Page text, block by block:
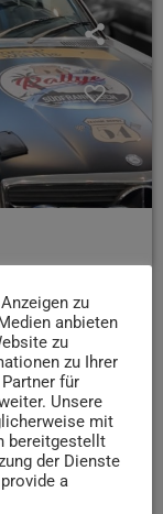
nächste große
an - diesmal
erwartet
Es gibt
zu
anbieten
zu
zu Ihrer
für
Unsere
mit
bereitgestellt
der Dienste
a